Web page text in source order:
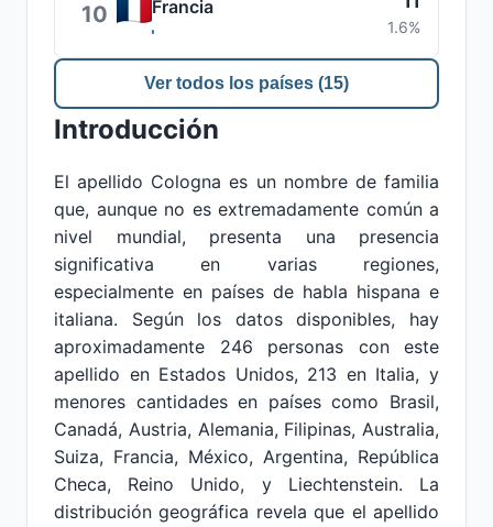
10 Francia
1.6%
Ver todos los países (15)
Introducción
El apellido Cologna es un nombre de familia
que, aunque no es extremadamente común a
nivel mundial, presenta una presencia
significativa en varias regiones,
especialmente en países de habla hispana e
italiana. Según los datos disponibles, hay
aproximadamente 246 personas con este
apellido en Estados Unidos, 213 en Italia, y
menores cantidades en países como Brasil,
Canadá, Austria, Alemania, Filipinas, Australia,
Suiza, Francia, México, Argentina, República
Checa, Reino Unido, y Liechtenstein. La
distribución geográfica revela que el apellido